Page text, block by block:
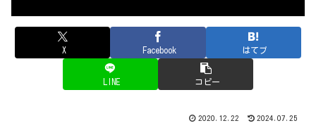
X Facebook はてブ
LINE コピー
2020.12.22 2024.07.25